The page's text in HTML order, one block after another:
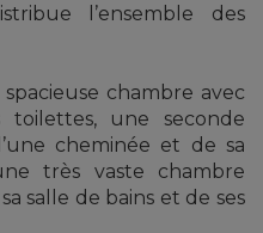
l’ensemble des
chambre avec
une seconde
cheminée et de sa
très vaste chambre
salle de bains et de ses